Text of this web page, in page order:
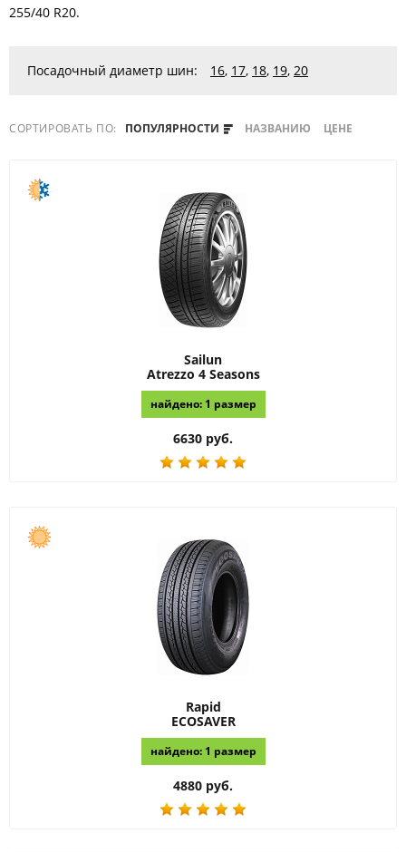
255/40 R20.
Посадочный диаметр шин: 16, 17, 18, 19, 20
СОРТИРОВАТЬ ПО: ПОПУЛЯРНОСТИ НАЗВАНИЮ ЦЕНЕ
Sailun
Atrezzo 4 Seasons
найдено: 1 размер
6630 руб.
Rapid
ECOSAVER
найдено: 1 размер
4880 руб.